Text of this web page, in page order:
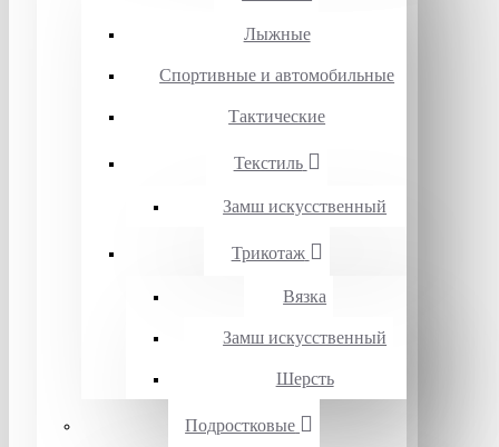
Лыжные
Спортивные и автомобильные
Тактические
Текстиль
Замш искусственный
Трикотаж
Вязка
Замш искусственный
Шерсть
Подростковые